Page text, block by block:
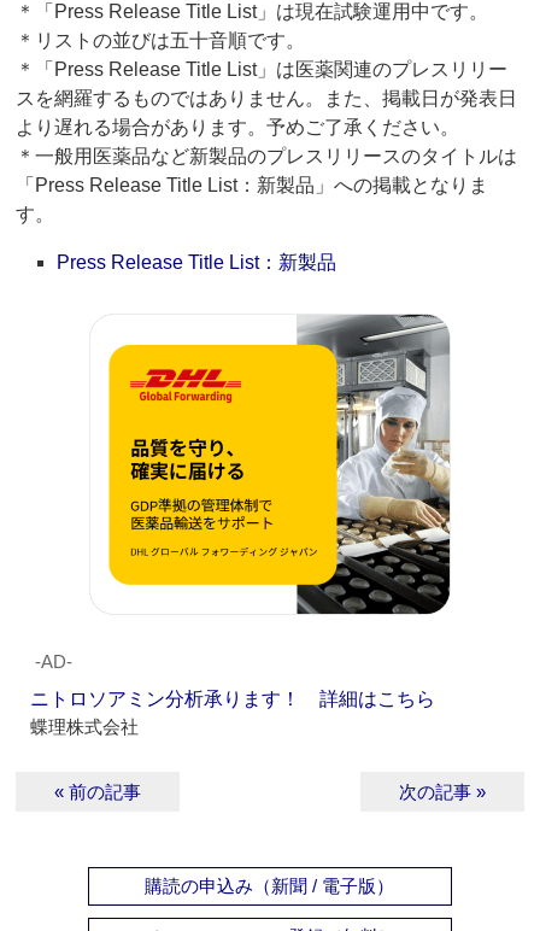
＊「Press Release Title List」は現在試験運用中です。
＊リストの並びは五十音順です。
＊「Press Release Title List」は医薬関連のプレスリリー
スを網羅するものではありません。また、掲載日が発表日
より遅れる場合があります。予めご了承ください。
＊一般用医薬品など新製品のプレスリリースのタイトルは
「Press Release Title List：新製品」への掲載となりま
す。
Press Release Title List：新製品
‐AD‐
ニトロソアミン分析承ります！ 詳細はこちら
蝶理株式会社
« 前の記事 次の記事 »
購読の申込み（新聞 / 電子版）